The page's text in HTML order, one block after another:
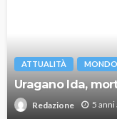
ATTUALITÀ MONDO
Uragano Ida,
Redazione 5 anni